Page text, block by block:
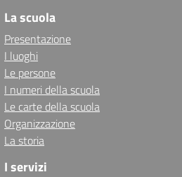
La scuola
Presentazione
I luoghi
Le persone
I numeri della scuola
Le carte della scuola
Organizzazione
La storia
I servizi